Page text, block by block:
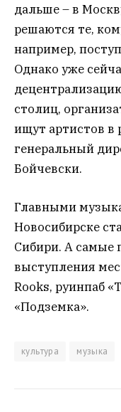
дальше – в
решаются те,
например,
Однако уже
столиц,
ищут артистов в
генеральный
Бойчевски.
Главными
Новосибирске
Сибири. А самые
выступления
Rooks, руинпаб
«Подземка».
культура музыка